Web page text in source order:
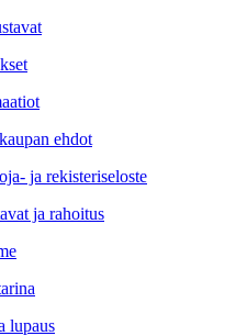
ehdot
ja rekisteriseloste
ja rahoitus
lupaus